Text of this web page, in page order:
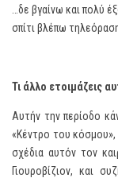
…δε βγαίνω και πολύ
σπίτι βλέπω
Τι άλλο ετοιμάζεις
Αυτήν την περίοδο
«Κέντρο του
σχέδια αυτόν τον
Γιουροβίζιον, και